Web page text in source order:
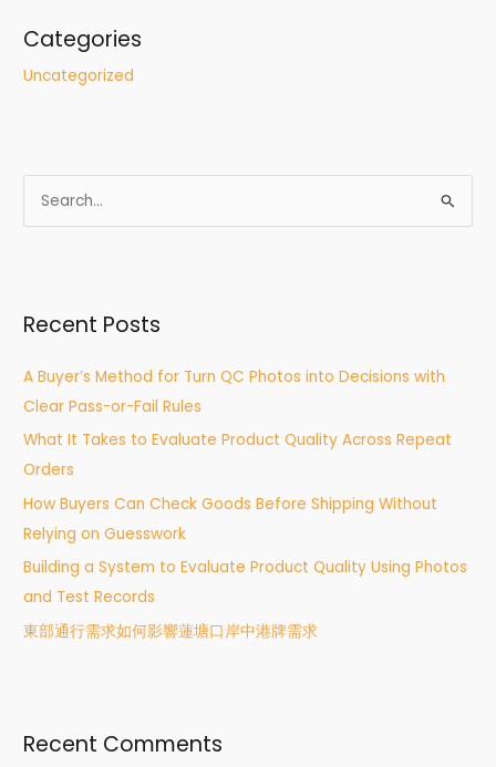
Categories
Uncategorized
e
c
f
o
r
:
Recent Posts
A Buyer’s Method for Turn QC Photos into Decisions with
Clear Pass-or-Fail Rules
What It Takes to Evaluate Product Quality Across Repeat
Orders
How Buyers Can Check Goods Before Shipping Without
Relying on Guesswork
Building a System to Evaluate Product Quality Using Photos
and Test Records
東部通行需求如何影響蓮塘口岸中港牌需求
Recent Comments